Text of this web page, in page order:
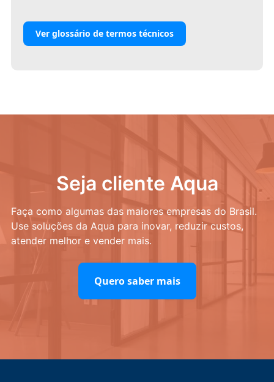
Ver glossário de termos técnicos
Seja cliente Aqua
Faça como algumas das maiores empresas do Brasil.
Use soluções da Aqua para inovar, reduzir custos,
atender melhor e vender mais.
Quero saber mais